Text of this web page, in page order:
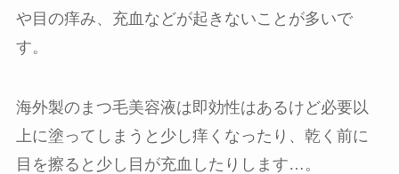
や目の痒み、充血などが起きないことが多いで
す。
海外製のまつ毛美容液は即効性はあるけど必要以
上に塗ってしまうと少し痒くなったり、乾く前に
目を擦ると少し目が充血したりします…。